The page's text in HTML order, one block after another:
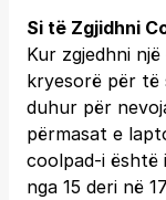
Si të Zgjidhni
Kur zgjedhni
kryesorë për të
duhur për
përmasat e
coolpad-i
nga 15 deri në